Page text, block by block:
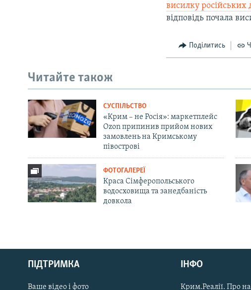
Русский
Qırımtatar
висилку російських
відповідь почала
Поділитись
Читайте також
СУСПІЛЬСТВО
«Крим – не Росія»: маркетплейс
Ozon припинив прийом нових
замовлень на Кримському
півострові
ФОТОГАЛЕРЕЇ
Краса Сімферопольського
водосховища та занедбаність
довкола
ПІДТРИМКА
Ваше відео і фото
ІНФО
Крим.Реалії. Про